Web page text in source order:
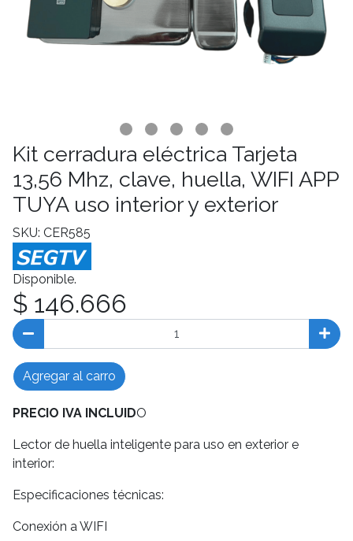
Kit cerradura eléctrica Tarjeta
13,56 Mhz, clave, huella, WIFI APP
TUYA uso interior y exterior
SKU: CER585
Disponible.
$ 146.666
Agregar al carro
PRECIO IVA INCLUIDO
Lector de huella inteligente para uso en exterior e
interior:
Especificaciones técnicas:
Conexión a WIFI